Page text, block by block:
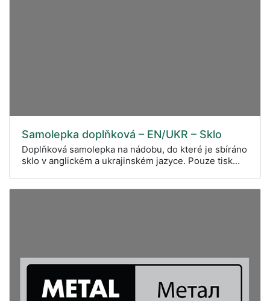
Samolepka doplňková – EN/UKR – Sklo
Doplňková samolepka na nádobu, do které je sbíráno
sklo v anglickém a ukrajinském jazyce. Pouze tisk...